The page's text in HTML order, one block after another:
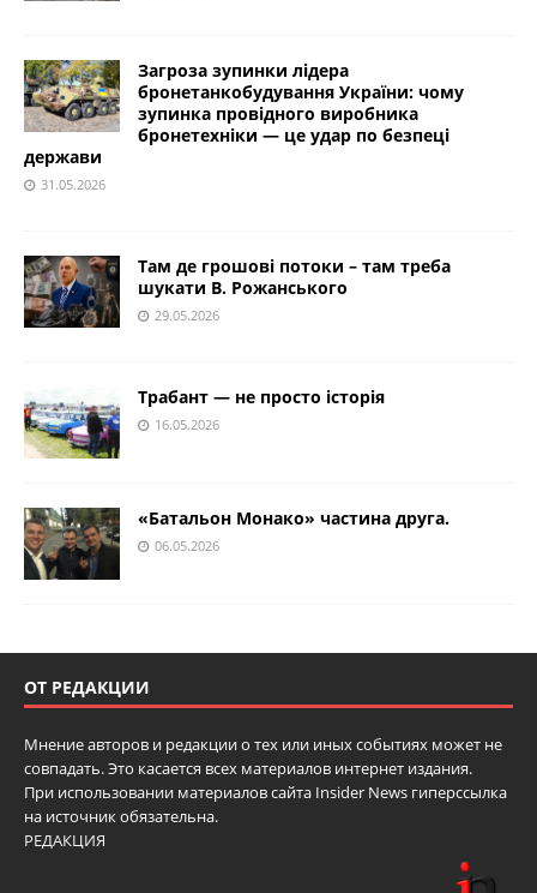
Загроза зупинки лідера
бронетанкобудування України: чому
зупинка провідного виробника
бронетехніки — це удар по безпеці
держави
31.05.2026
Там де грошові потоки – там треба
шукати В. Рожанського
29.05.2026
Трабант — не просто історія
16.05.2026
«Батальон Монако» частина друга.
06.05.2026
ОТ РЕДАКЦИИ
Мнение авторов и редакции о тех или иных событиях может не
совпадать. Это касается всех материалов интернет издания.
При использовании материалов сайта Insider News гиперссылка
на источник обязательна.
РЕДАКЦИЯ